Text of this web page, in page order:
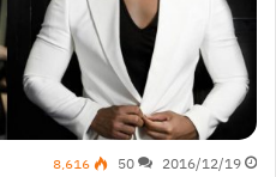
2016/12/19
50 8٬616